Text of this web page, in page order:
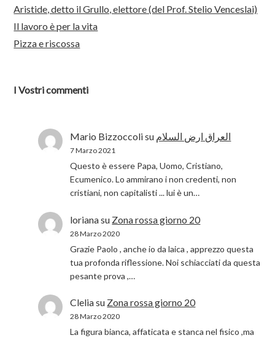
Aristide, detto il Grullo, elettore (del Prof. Stelio Venceslai)
Il lavoro è per la vita
Pizza e riscossa
I Vostri commenti
Mario Bizzoccolisu العراق ارض السلام
7 Marzo 2021
Questo è essere Papa, Uomo, Cristiano,
Ecumenico. Lo ammirano i non credenti, non
cristiani, non capitalisti ... lui è un…
lorianasu Zona rossa giorno 20
28 Marzo 2020
Grazie Paolo , anche io da laica , apprezzo questa
tua profonda riflessione. Noi schiacciati da questa
pesante prova ,…
Cleliasu Zona rossa giorno 20
28 Marzo 2020
La figura bianca, affaticata e stanca nel fisico ,ma